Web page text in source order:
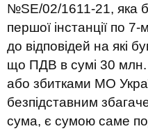
№SE/02/1611-21, яка
першої інстанції по
до відповідей на які
що ПДВ в сумі 30 млн.
або збитками МО
безпідставним
сума, є сумою саме